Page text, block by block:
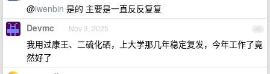
@iwenbin 是的 主要是一直反反复复
45
Devmc Nov 3, 2025
我用过康王、二硫化硒，上大学那几年稳定复发，今年工作了竟
然好了